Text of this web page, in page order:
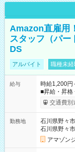
Amazon直雇用
スタッフ（パー
DS
アルバイト 職種未
給与
時給1,200円
■昇給・昇格
まで昇給の機会がありま
月25日支
☆Amazon直雇用で
あり 試用期
です。
交通費別
勤務地
石川県野々
石川県野々
アマゾン